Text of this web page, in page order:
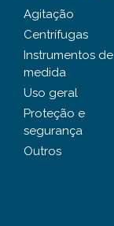
Agitação
Centrífugas
Instrumentos de
medida
Uso geral
Proteção e
segurança
Outros